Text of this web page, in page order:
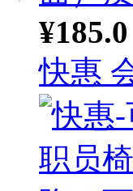
¥185.0
快惠